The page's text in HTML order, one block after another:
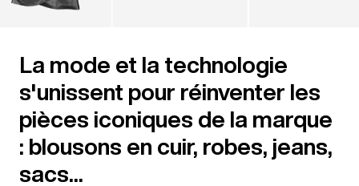
La mode et la technologie
s'unissent pour réinventer les
pièces iconiques de la marque
: blousons en cuir, robes, jeans,
sacs...